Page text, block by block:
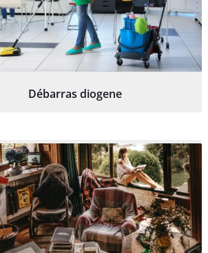
Débarras diogene